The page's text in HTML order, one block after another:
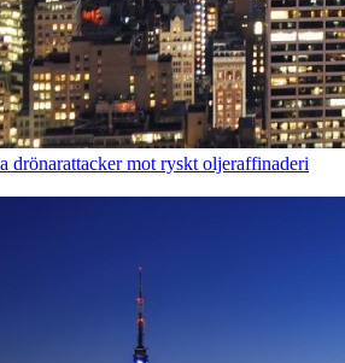
drönarattacker mot ryskt oljeraffinaderi